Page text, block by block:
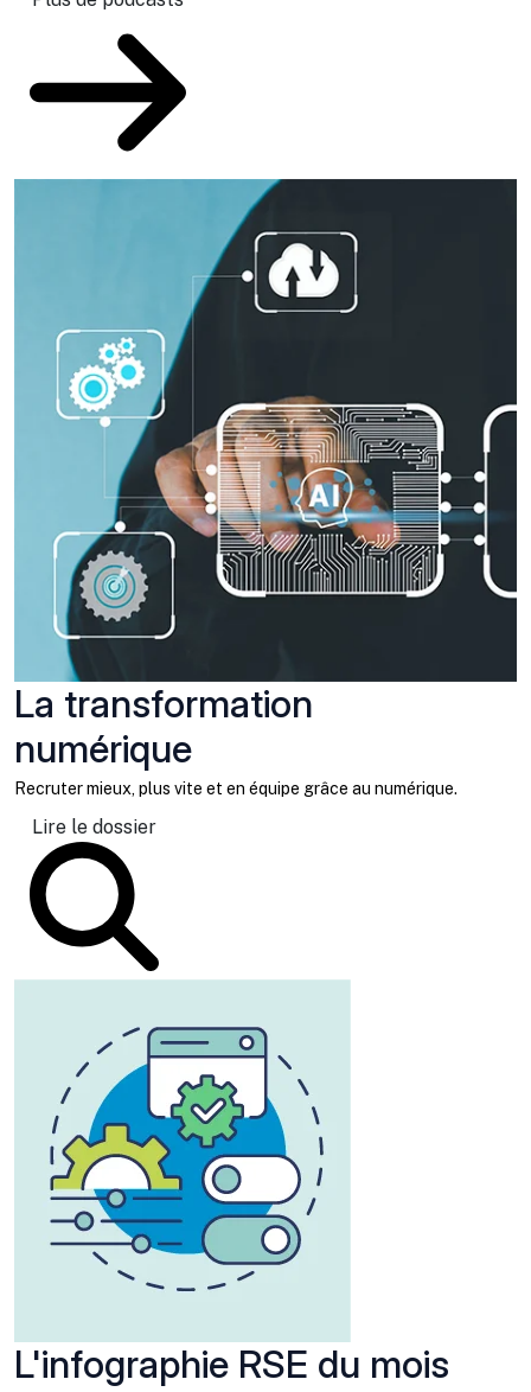
La transformation
numérique
Recruter mieux, plus vite et en équipe grâce au numérique.
Lire le dossier
L'infographie RSE du mois